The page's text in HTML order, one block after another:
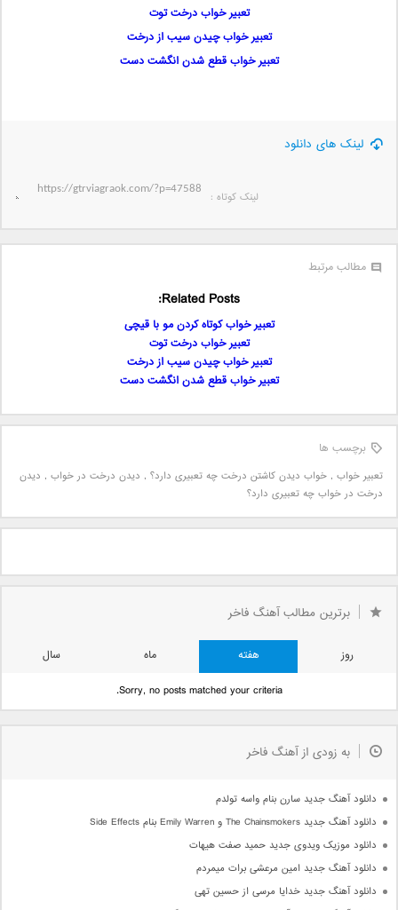
تعبیر خواب درخت توت
تعبیر خواب چیدن سیب از درخت
تعبیر خواب قطع شدن انگشت دست
لینک های دانلود
لینک کوتاه‌ :
مطالب مرتبط
Related Posts:
تعبیر خواب کوتاه کردن مو با قیچی
تعبیر خواب درخت توت
تعبیر خواب چیدن سیب از درخت
تعبیر خواب قطع شدن انگشت دست
برچسب ها
تعبیر خواب , خواب دیدن کاشتن درخت چه تعبیری دارد؟ , دیدن درخت در خواب , دیدن
درخت در خواب چه تعبیری دارد؟
برترین مطالب آهنگ فاخر
روز هفته ماه
سال
Sorry, no posts matched your criteria.
به زودی از آهنگ فاخر
دانلود آهنگ جدید سارن بنام واسه تولدم
دانلود آهنگ جدید The Chainsmokers و Emily Warren بنام Side Effects
دانلود موزیک ویدوی جدید حمید صفت هیهات
دانلود آهنگ جدید امین مرعشی برات میمردم
دانلود آهنگ جدید خدایا مرسی از حسین تهی